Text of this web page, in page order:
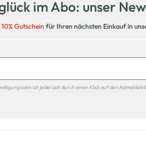
im Abo: unser
10% Gutschein für Ihren nächsten Einkauf in
kann ich jederzeit durch einen Klick auf den